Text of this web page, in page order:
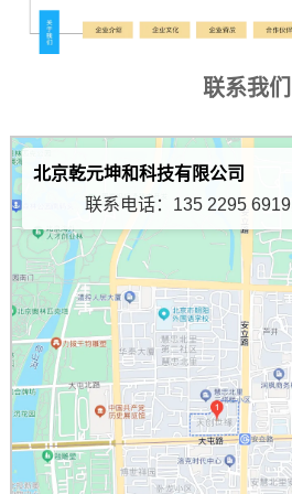
联系我们
北京乾元坤和科技有限公司
联系电话：135 2295 6919